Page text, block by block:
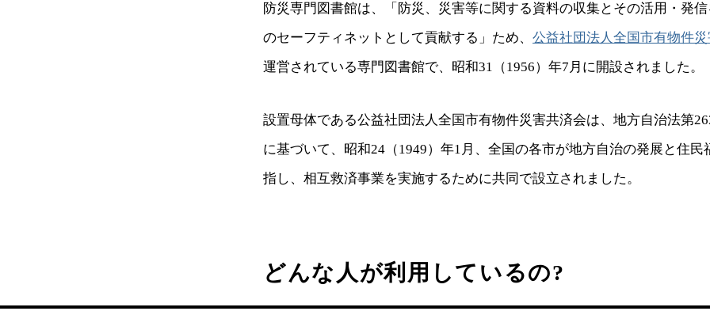
防災専門図書館は、「防災、災害等に関する資料の収集とその活用・発
のセーフティネットとして貢献する」ため、 公益社団法人全国市有物件
運営されている専門図書館で、昭和31（1956）年7月に開設されました。
設置母体である公益社団法人全国市有物件災害共済会は、地方自治法第
に基づいて、昭和24（1949）年1月、全国の各市が地方自治の発展と住民
指し、相互救済事業を実施するために共同で設立されました。
どんな人が利用しているの?